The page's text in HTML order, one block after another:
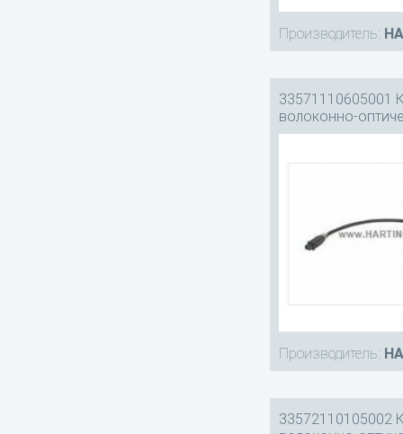
Производитель:
33571110605001
волоконно-
Производитель:
33572110105002